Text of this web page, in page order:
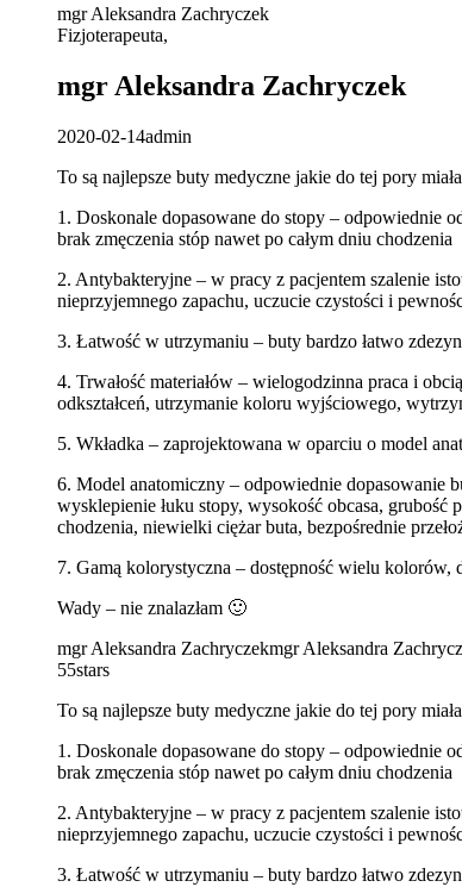
mgr Aleksandra Zachryczek
Fizjoterapeuta,
mgr Aleksandra Zachryczek
2020-02-14admin
To są najlepsze buty medyczne jakie do tej pory
1. Doskonale dopasowane do stopy – odpowiednie
brak zmęczenia stóp nawet po całym dniu chodzenia
2. Antybakteryjne – w pracy z pacjentem szalenie
nieprzyjemnego zapachu, uczucie czystości i
3. Łatwość w utrzymaniu – buty bardzo łatwo
4. Trwałość materiałów – wielogodzinna praca i
odkształceń, utrzymanie koloru wyjściowego,
5. Wkładka – zaprojektowana w oparciu o model
6. Model anatomiczny – odpowiednie dopasowanie
wysklepienie łuku stopy, wysokość obcasa, grubość
chodzenia, niewielki ciężar buta, bezpośrednie
7. Gamą kolorystyczna – dostępność wielu
Wady – nie znalazłam 🙂
mgr Aleksandra Zachryczekmgr Aleksandra
55stars
To są najlepsze buty medyczne jakie do tej pory
1. Doskonale dopasowane do stopy – odpowiednie
brak zmęczenia stóp nawet po całym dniu chodzenia
2. Antybakteryjne – w pracy z pacjentem szalenie
nieprzyjemnego zapachu, uczucie czystości i
3. Łatwość w utrzymaniu – buty bardzo łatwo